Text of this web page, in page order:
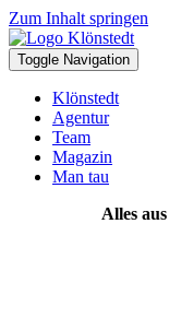
Zum Inhalt springen
Toggle Navigation
Klönstedt
Agentur
Team
Magazin
Man tau
Alles